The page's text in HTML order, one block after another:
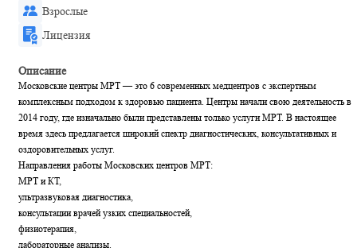
Взрослые
Лицензия
Описание
Московские центры МРТ — это 6 современных медцентров с экспертным
комплексным подходом к здоровью пациента. Центры начали свою деятельность в
2014 году, где изначально были представлены только услуги МРТ. В настоящее
время здесь предлагается широкий спектр диагностических, консультативных и
оздоровительных услуг.
Направления работы Московских центров МРТ:
МРТ и КТ,
ультразвуковая диагностика,
консультации врачей узких специальностей,
физиотерапия,
лабораторные анализы.